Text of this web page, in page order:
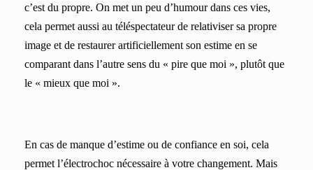
c’est du propre. On met un peu d’humour dans ces vies,
cela permet aussi au téléspectateur de relativiser sa propre
image et de restaurer artificiellement son estime en se
comparant dans l’autre sens du « pire que moi », plutôt que
le « mieux que moi ».
En cas de manque d’estime ou de confiance en soi, cela
permet l’électrochoc nécessaire à votre changement. Mais